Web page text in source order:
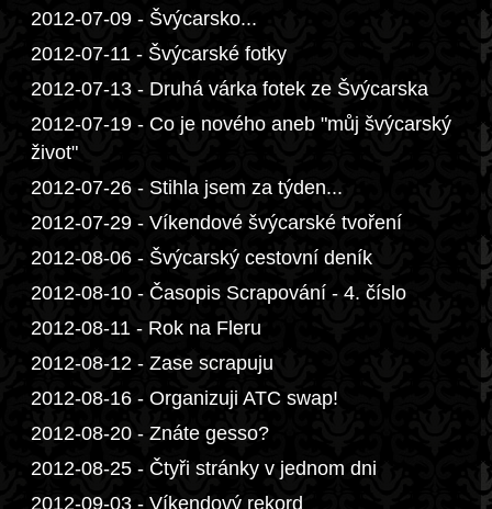
2012-07-09 - Švýcarsko...
2012-07-11 - Švýcarské fotky
2012-07-13 - Druhá várka fotek ze Švýcarska
2012-07-19 - Co je nového aneb "můj švýcarský
život"
2012-07-26 - Stihla jsem za týden...
2012-07-29 - Víkendové švýcarské tvoření
2012-08-06 - Švýcarský cestovní deník
2012-08-10 - Časopis Scrapování - 4. číslo
2012-08-11 - Rok na Fleru
2012-08-12 - Zase scrapuju
2012-08-16 - Organizuji ATC swap!
2012-08-20 - Znáte gesso?
2012-08-25 - Čtyři stránky v jednom dni
2012-09-03 - Víkendový rekord